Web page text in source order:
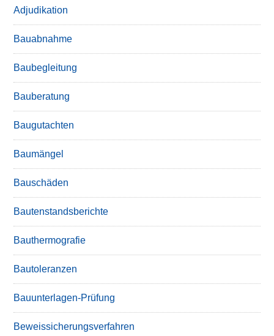
Adjudikation
Bauabnahme
Baubegleitung
Bauberatung
Baugutachten
Baumängel
Bauschäden
Bautenstandsberichte
Bauthermografie
Bautoleranzen
Bauunterlagen-Prüfung
Beweissicherungsverfahren